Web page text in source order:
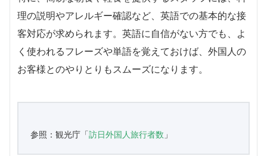
理の説明やアレルギー確認など、英語での基本的な接
客対応が求められます。英語に自信がない方でも、よ
く使われるフレーズや単語を覚えておけば、外国人の
お客様とのやりとりもスムーズになります。
参照：観光庁「訪日外国人旅行者数 」